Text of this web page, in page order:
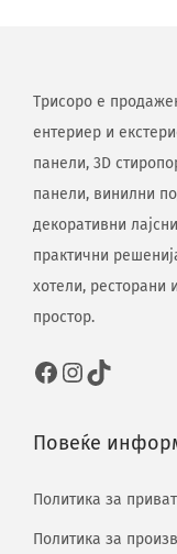
Трисоро е
ентериер и
панели, 3D
панели, винилни
декоративни
практични
хотели, ресторани
простор.
Повеќе
Политика за
Политика за